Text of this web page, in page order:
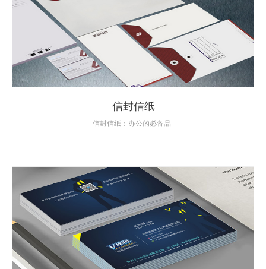
信封信纸
信封信纸：办公的必备品